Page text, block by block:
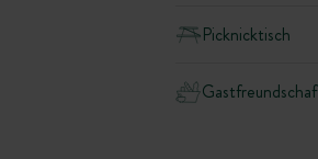
Picknicktisch